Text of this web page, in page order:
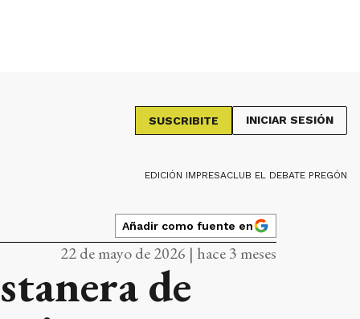
SUSCRIBITE INICIAR SESIÓN
EDICIÓN IMPRESACLUB EL DEBATE PREGÓN
Añadir como fuente en
22 de mayo de 2026 | hace 3 meses
de